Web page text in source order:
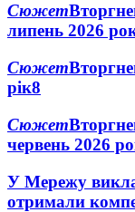
Сюжет
липень 2026
Сюжет
рік8
Сюжет
червень 2026
У Мережу
отримали